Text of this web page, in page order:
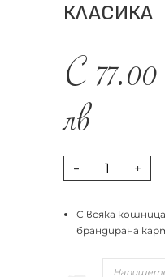
КЛАСИКА
€
лв
- +
С всяка
брандирана